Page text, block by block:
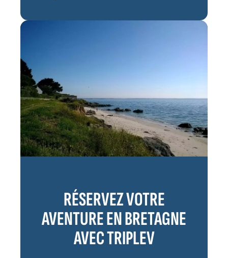
RÉSERVEZ VOTRE
AVENTURE EN BRETAGNE
AVEC TRIPLEV